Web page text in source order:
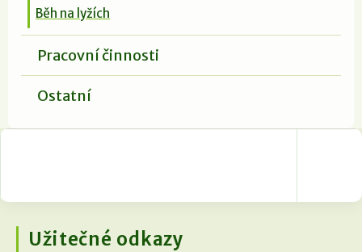
Běh na lyžích
Pracovní činnosti
Ostatní
Užitečné odkazy